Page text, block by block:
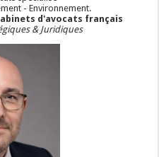
- Environnement.
d'avocats français
& Juridiques